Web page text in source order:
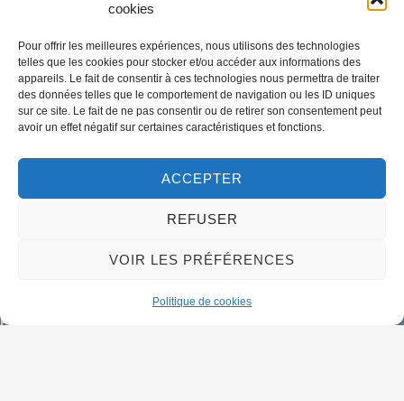
cookies
Pour offrir les meilleures expériences, nous utilisons des technologies
telles que les cookies pour stocker et/ou accéder aux informations des
appareils. Le fait de consentir à ces technologies nous permettra de traiter
des données telles que le comportement de navigation ou les ID uniques
sur ce site. Le fait de ne pas consentir ou de retirer son consentement peut
avoir un effet négatif sur certaines caractéristiques et fonctions.
ACCEPTER
REFUSER
VOIR LES PRÉFÉRENCES
Politique de cookies
Mairie de Meung-sur-Loire
32 rue du Général de Gaulle,
45130 Meung-sur-Loire
02 38 46 94 94
Horaires d'ouverture
Lundi :9h00 à 12h30 & 13h30 à 18h00
Mardi :14h00 à 17h30
Mercredi à vendredi :
Propulsé par Utopia